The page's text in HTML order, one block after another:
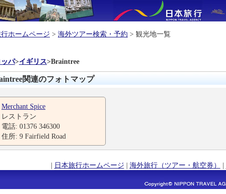
ホームページ > 海外ツアー検索・予約 > 観光地一覧
パ>イギリス>Braintree
関連のフォトマップ
Merchant Spice
レストラン
電話: 01376 346300
住所: 9 Fairfield Road
| 日本旅行ホームページ | 海外旅行（ツアー・航空券） |